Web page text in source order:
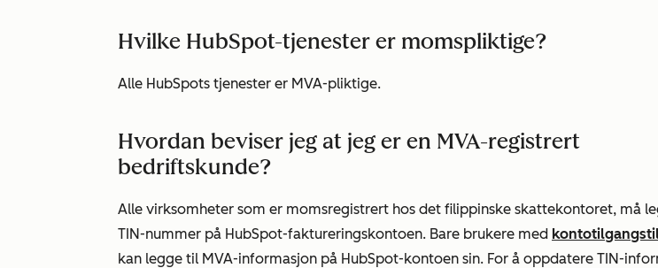
Hvilke HubSpot-tjenester er momspliktige?
Alle HubSpots tjenester er MVA-pliktige.
Hvordan beviser jeg at jeg er en MVA-registrert
bedriftskunde?
Alle virksomheter som er momsregistrert hos det filippinske skattekontoret, må
TIN-nummer på HubSpot-faktureringskontoen. Bare brukere med
kan legge til MVA-informasjon på HubSpot-kontoen sin. For å oppdatere TIN-